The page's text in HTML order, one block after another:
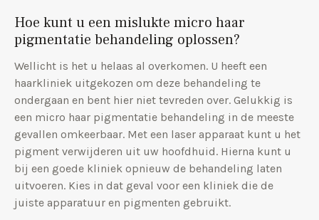
Hoe kunt u een mislukte micro haar
pigmentatie behandeling oplossen?
Wellicht is het u helaas al overkomen. U heeft een
haarkliniek uitgekozen om deze behandeling te
ondergaan en bent hier niet tevreden over. Gelukkig is
een micro haar pigmentatie behandeling in de meeste
gevallen omkeerbaar. Met een laser apparaat kunt u het
pigment verwijderen uit uw hoofdhuid. Hierna kunt u
bij een goede kliniek opnieuw de behandeling laten
uitvoeren. Kies in dat geval voor een kliniek die de
juiste apparatuur en pigmenten gebruikt.